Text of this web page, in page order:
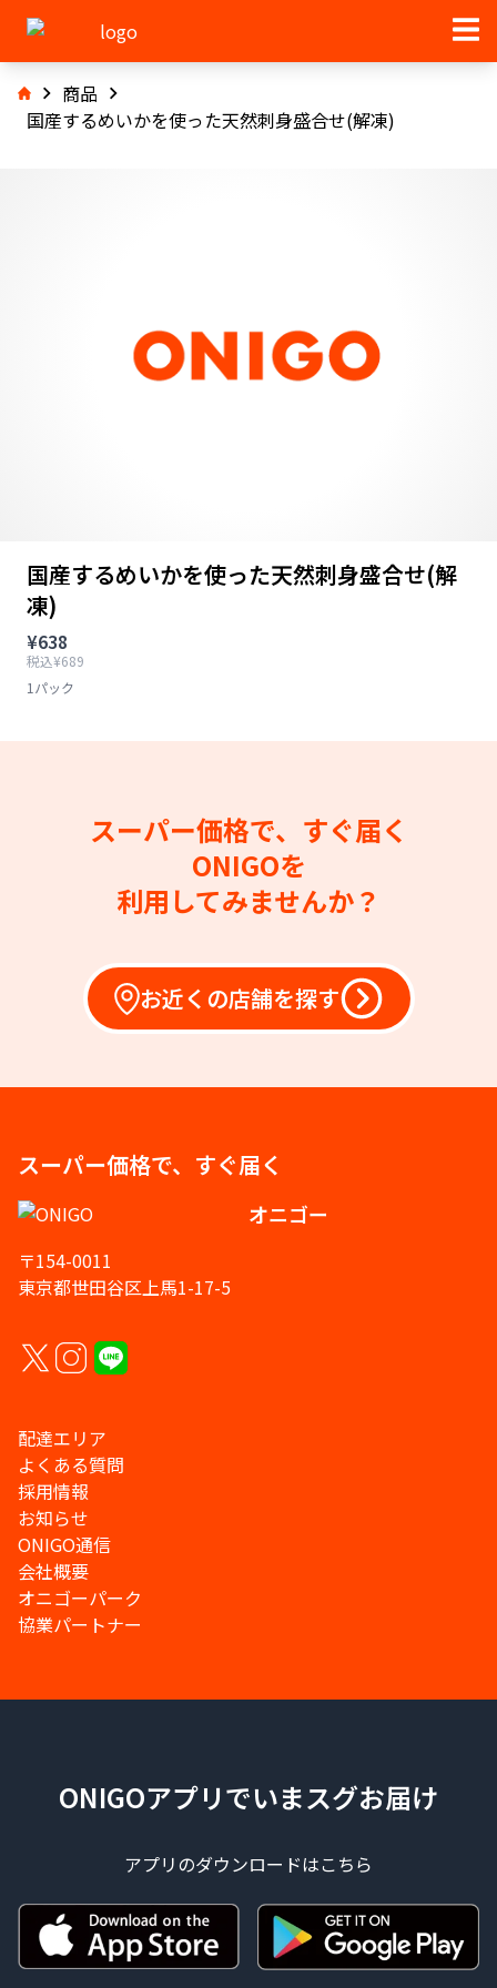
商品
国産するめいかを使った天然刺身盛合せ(解凍)
国産するめいかを使った天然刺身盛合せ(解
凍)
¥638
税込¥689
1パック
スーパー価格で、すぐ届く
ONIGOを
利用してみませんか？
お近くの店舗を探す
スーパー価格で、すぐ届く
オニゴー
〒154-0011
東京都世田谷区上馬1-17-5
配達エリア
よくある質問
採用情報
お知らせ
ONIGO通信
会社概要
オニゴーパーク
協業パートナー
ONIGOアプリでいまスグお届け
アプリのダウンロードはこちら